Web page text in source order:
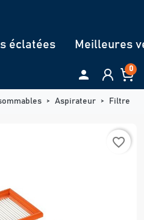
éclatées Meilleures
 0
Aspirateur Filtre
favorite_border